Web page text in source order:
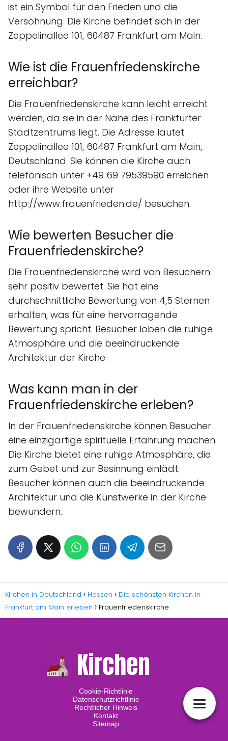
ist ein Symbol für den Frieden und die
Versöhnung. Die Kirche befindet sich in der
Zeppelinallee 101, 60487 Frankfurt am Main.
Wie ist die Frauenfriedenskirche
erreichbar?
Die Frauenfriedenskirche kann leicht erreicht
werden, da sie in der Nähe des Frankfurter
Stadtzentrums liegt. Die Adresse lautet
Zeppelinallee 101, 60487 Frankfurt am Main,
Deutschland. Sie können die Kirche auch
telefonisch unter +49 69 79539590 erreichen
oder ihre Website unter
http://www.frauenfrieden.de/ besuchen.
Wie bewerten Besucher die
Frauenfriedenskirche?
Die Frauenfriedenskirche wird von Besuchern
sehr positiv bewertet. Sie hat eine
durchschnittliche Bewertung von 4,5 Sternen
erhalten, was für eine hervorragende
Bewertung spricht. Besucher loben die ruhige
Atmosphäre und die beeindruckende
Architektur der Kirche.
Was kann man in der
Frauenfriedenskirche erleben?
In der Frauenfriedenskirche können Besucher
eine einzigartige spirituelle Erfahrung machen.
Die Kirche bietet eine ruhige Atmosphäre, die
zum Gebet und zur Besinnung einlädt.
Besucher können auch die beeindruckende
Architektur und die Kunstwerke in der Kirche
bewundern.
Kirchen in Deutschland Hessen
Die schönsten Kirchen in
Frankfurt am Main erleben
Frauenfriedenskirche
Cookie-Richtlinie
Datenschutzrichtlinie
Rechtlicher Hinweis
Kontakt
Sitemap